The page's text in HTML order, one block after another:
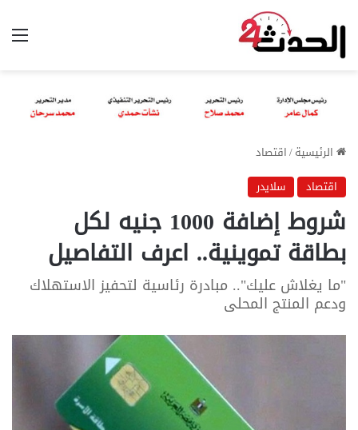
الرئيسية/اقتصاد
اقتصاد
سلايدر
شروط إضافة 1000 جنيه لكل
بطاقة تموينية.. اعرف التفاصيل
"ما يغلاش عليك".. مبادرة رئاسية لتحفيز الاستهلاك
ودعم المنتج المحلى